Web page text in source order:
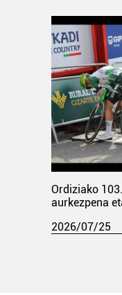
Ordiziako
aurkezpena
2026/07/25